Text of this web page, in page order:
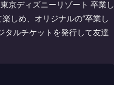
京ディズニーリゾート 卒業し
しめ、オリジナルの“卒業し
タルチケットを発行して友達